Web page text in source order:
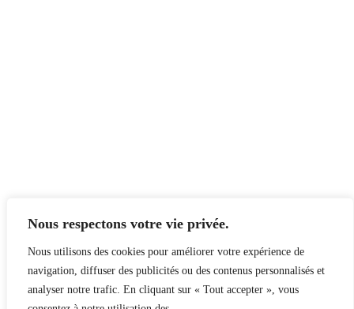
Nous respectons votre vie privée.
Nous utilisons des cookies pour améliorer votre expérience de
navigation, diffuser des publicités ou des contenus personnalisés et
analyser notre trafic. En cliquant sur « Tout accepter », vous